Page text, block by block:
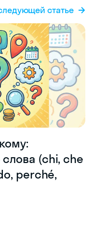
статье
(chi, che
perché,